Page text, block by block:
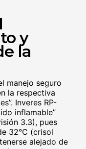
y
la
manejo seguro
la respectiva
Inveres RP-
inflamable”
3.3), pues
32°C (crisol
alejado de